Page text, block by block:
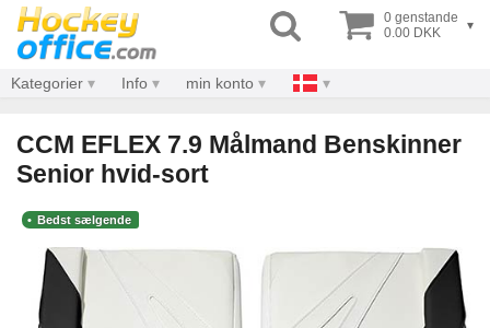
0 genstande
0.00 DKK
▾
Kategorier Info min konto
CCM EFLEX 7.9 Målmand Benskinner
Senior hvid-sort
Bedst sælgende